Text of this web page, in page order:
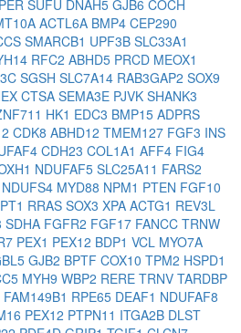
SUFU DNAH5 GJB6 COCH
ACTL6A BMP4 CEP290
SMARCB1 UPF3B SLC33A1
RFC2 ABHD5 PRCD MEOX1
SGSH SLC7A14 RAB3GAP2 SOX9
CTSA SEMA3E PJVK SHANK3
HK1 EDC3 BMP15 ADPRS
CDK8 ABHD12 TMEM127 FGF3 INS
CDH23 COL1A1 AFF4 FIG4
NDUFAF5 SLC25A11 FARS2
NDUFS4 MYD88 NPM1 PTEN FGF10
RRAS SOX3 XPA ACTG1 REV3L
SDHA FGFR2 FGF17 FANCC TRNW
PEX1 PEX12 BDP1 VCL MYO7A
GJB2 BPTF COX10 TPM2 HSPD1
MYH9 WBP2 RERE TRNV TARDBP
FAM149B1 RPE65 DEAF1 NDUFAF8
PEX12 PTPN11 ITGA2B DLST